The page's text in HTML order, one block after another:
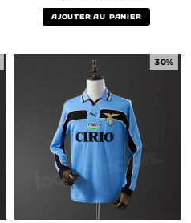
AJOUTER AU PANIER
30%